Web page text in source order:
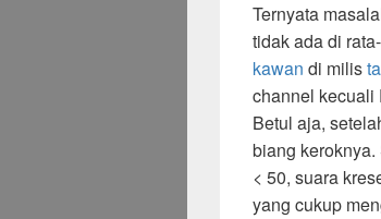
Ternyata
tidak ada di
kawan di milis
channel kecuali
Betul aja,
biang
< 50, suara
yang cukup